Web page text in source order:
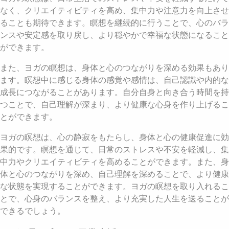
なく、クリエイティビティを高め、集中力や注意力を向上させ
ることも期待できます。瞑想を継続的に行うことで、心のバラ
ンスや安定感を取り戻し、より穏やかで幸福な状態になること
ができます。
また、ヨガの瞑想は、身体と心のつながりを深める効果もあり
ます。瞑想中に感じる身体の感覚や感情は、自己認識や内的な
成長につながることがあります。自分自身と向き合う時間を持
つことで、自己理解が深まり、より健康な心身を作り上げるこ
とができます。
ヨガの瞑想は、心の静寂をもたらし、身体と心の健康促進に効
果的です。瞑想を通じて、日常のストレスや不安を軽減し、集
中力やクリエイティビティを高めることができます。また、身
体と心のつながりを深め、自己理解を深めることで、より健康
な状態を実現することができます。ヨガの瞑想を取り入れるこ
とで、心身のバランスを整え、より充実した人生を送ることが
できるでしょう。